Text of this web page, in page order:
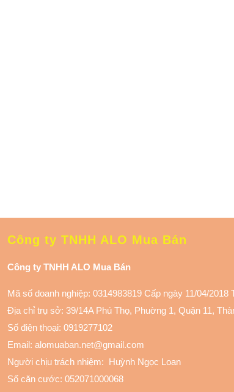
Công ty TNHH ALO Mua Bán
Công ty TNHH ALO Mua Bán
Mã số doanh nghiệp: 0314983819 Cấp ngày 11/04/
Địa chỉ trụ sở: 39/14A Phú Thọ, Phuờng 1, Quận 11,
Số điện thoại: 0919277102
Email: alomuaban.net@gmail.com
Người chịu trách nhiệm: Huỳnh Ngọc Loan
Số căn cước: 052071000068